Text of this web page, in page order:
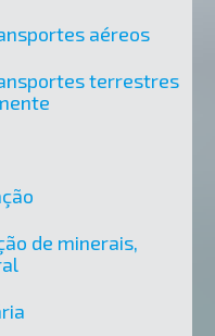
aéreos
terrestres
de minerais,